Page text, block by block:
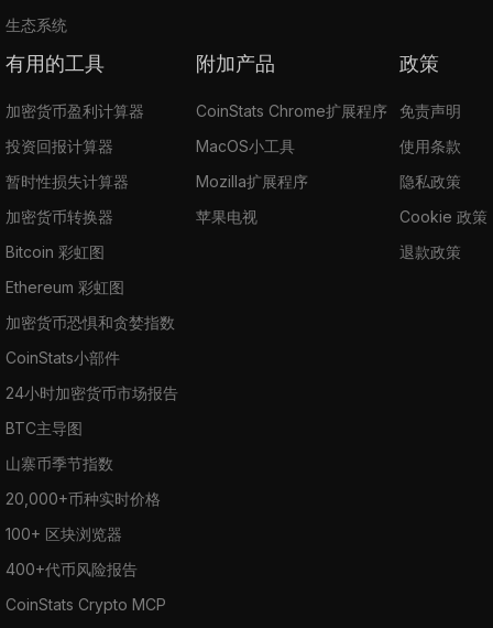
生态系统
有用的工具
加密货币盈利计算器
投资回报计算器
暂时性损失计算器
加密货币转换器
Bitcoin 彩虹图
Ethereum 彩虹图
加密货币恐惧和贪婪指数
CoinStats小部件
24小时加密货币市场报告
BTC主导图
山寨币季节指数
20,000+币种实时价格
100+ 区块浏览器
400+代币风险报告
CoinStats Crypto MCP
附加产品
CoinStats Chrome扩展程序
MacOS小工具
Mozilla扩展程序
苹果电视
政策
免责声明
使用条款
隐私政策
Cookie 政策
退款政策